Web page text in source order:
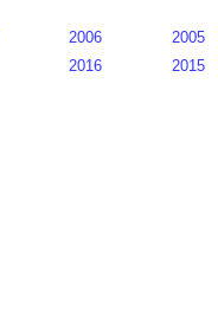
2006
2005
2016
2015